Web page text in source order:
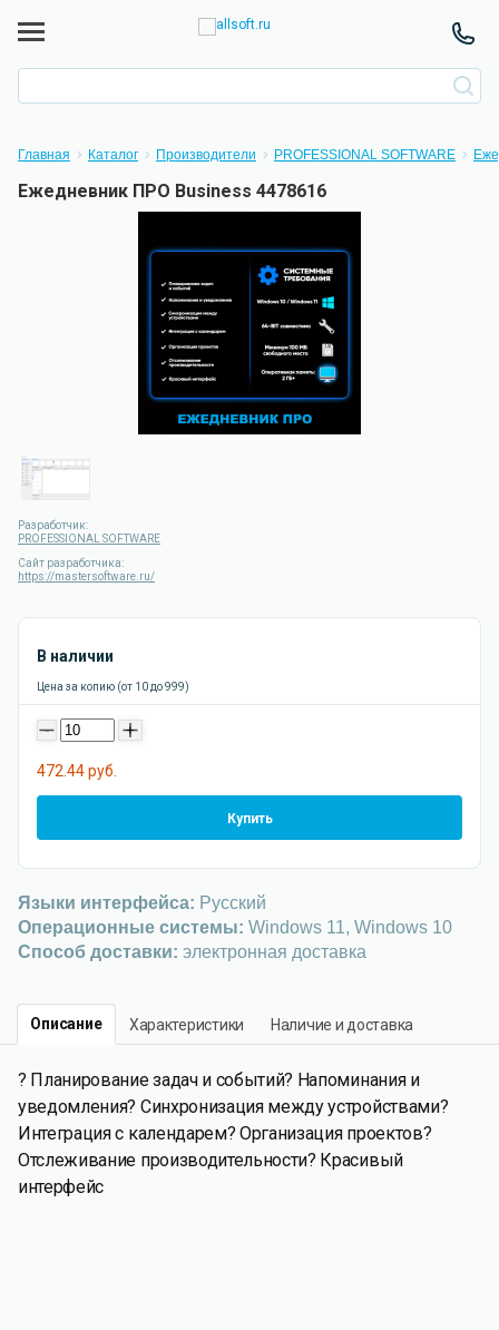
Главная Каталог Производители PROFESSIONAL SOFTWARE
Ежедневник ПРО Business 4478616
Разработчик:
PROFESSIONAL SOFTWARE
Сайт разработчика:
https://mastersoftware.ru/
В наличии
Цена за копию (от 10 до 999)
- +
472.44 руб.
Купить
Языки интерфейса: Русский
Операционные системы: Windows 11, Windows 10
Способ доставки: электронная доставка
Описание Характеристики Наличие и доставка
? Планирование задач и событий? Напоминания и
уведомления? Синхронизация между устройствами?
Интеграция с календарем? Организация проектов?
Отслеживание производительности? Красивый
интерфейс